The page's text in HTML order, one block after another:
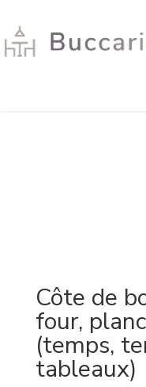
Côte de
four,
(temps,
tableaux)